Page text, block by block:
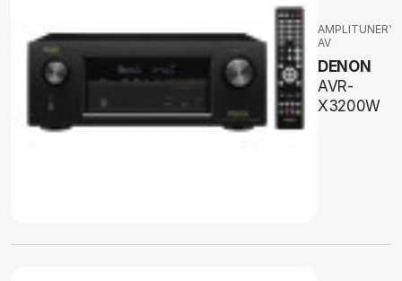
AMPLITUNERY
AV
DENON
AVR-
X3200W